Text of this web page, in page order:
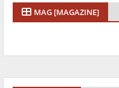
MAG [MAGAZINE]